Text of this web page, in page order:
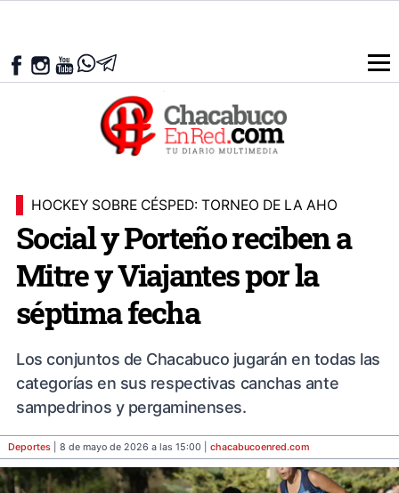
HOCKEY SOBRE CÉSPED: TORNEO DE LA AHO
Social y Porteño reciben a
Mitre y Viajantes por la
séptima fecha
Los conjuntos de Chacabuco jugarán en todas las
categorías en sus respectivas canchas ante
sampedrinos y pergaminenses.
Deportes | 8 de mayo de 2026 a las 15:00 | chacabucoenred.com